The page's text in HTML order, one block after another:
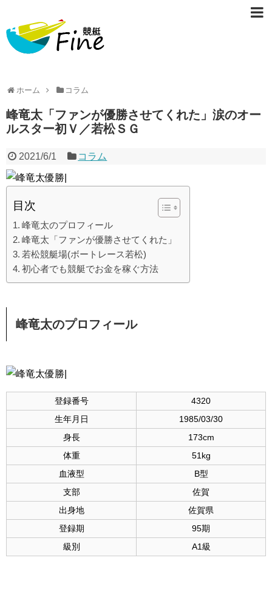
ホーム コラム
峰竜太「ファンが優勝させてくれた」涙のオー
ルスター初Ｖ／若松ＳＧ
2021/6/1 コラム
目次
峰竜太のプロフィール
峰竜太「ファンが優勝させてくれた」
若松競艇場(ボートレース若松)
初心者でも競艇でお金を稼ぐ方法
峰竜太のプロフィール
登録番号
4320
生年月日
1985/03/30
身長
173cm
体重
51kg
血液型
B型
支部
佐賀
出身地
佐賀県
登録期
95期
級別
A1級